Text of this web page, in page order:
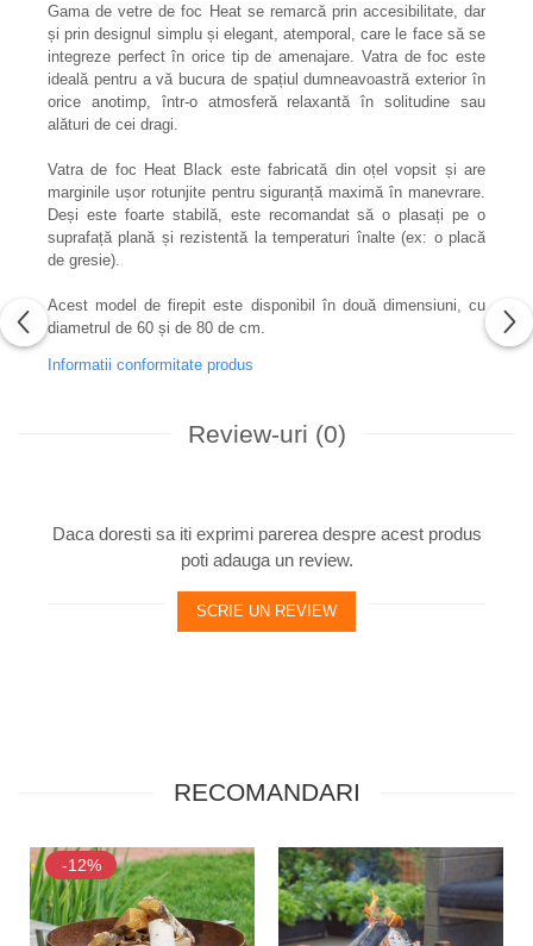
Gama de vetre de foc Heat se remarcă prin accesibilitate, dar
și prin designul simplu și elegant, atemporal, care le face să se
integreze perfect în orice tip de amenajare. Vatra de foc este
ideală pentru a vă bucura de spațiul dumneavoastră exterior în
orice anotimp, într-o atmosferă relaxantă în solitudine sau
alături de cei dragi.
Vatra de foc Heat Black este fabricată din oțel vopsit și are
marginile ușor rotunjite pentru siguranță maximă în manevrare.
Deși este foarte stabilă, este recomandat să o plasați pe o
suprafață plană și rezistentă la temperaturi înalte (ex: o placă
de gresie).
Acest model de firepit este disponibil în două dimensiuni, cu
diametrul de 60 și de 80 de cm.
Informatii conformitate produs
Review-uri (0)
Daca doresti sa iti exprimi parerea despre acest produs
poti adauga un review.
SCRIE UN REVIEW
RECOMANDARI
-12%